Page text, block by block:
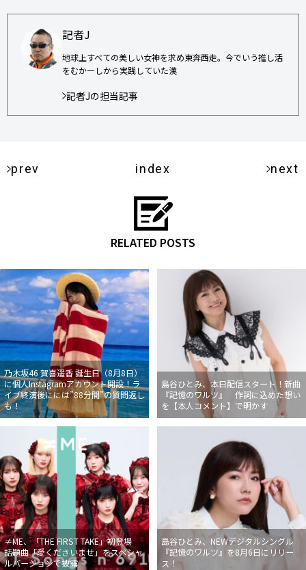
記者J
地球上すべての美しい女神を求め東奔西走。今でいう推し活
をむかーしから実践していた漢
記者Jの担当記事
prev index next
RELATED POSTS
乃木坂46 賀喜遥香 誕生日（8月8日）
に個人Instagramアカウント開設！ラ
イブ終演後にには”88分間”の質問返し
も！
島谷ひとみ、本日配信スタート！新曲
『記憶のワルツ』 作詞に込めた想い
を【本人コメント】で明かす
≠ME、「THE FIRST TAKE」初登場
話題曲「愛くださいませ」をスペシャ
ルバージョンで披露
島谷ひとみ、NEWデジタルシングル
『記憶のワルツ』を8月6日にリリー
ス！